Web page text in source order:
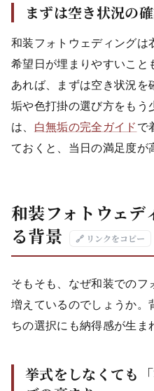
まずは空き状況の
和装フォトウェディングは
希望日が埋まりやすいこと
あれば、まずは空き状況を
垢や色打掛の選び方をもう
は、 白無垢の完全ガイド で
ておくと、当日の満足度が
和装フォトウェデ
る背景
🔗 リンクをコピー
そもそも、なぜ和装でのフ
増えているのでしょうか。
ちの選択にも納得感が生ま
挙式をしなくても